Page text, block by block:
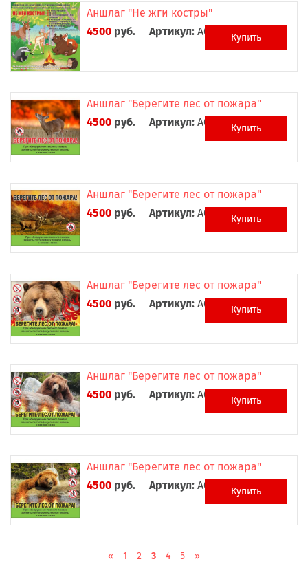
Аншлаг "Не жги костры"
4500 руб. Артикул: А0031 Купить
Аншлаг "Берегите лес от пожара"
4500 руб. Артикул: А0032 Купить
Аншлаг "Берегите лес от пожара"
4500 руб. Артикул: А0033 Купить
Аншлаг "Берегите лес от пожара"
4500 руб. Артикул: А0034 Купить
Аншлаг "Берегите лес от пожара"
4500 руб. Артикул: А0035 Купить
Аншлаг "Берегите лес от пожара"
4500 руб. Артикул: А0036 Купить
« 1 2 3 4 5 »